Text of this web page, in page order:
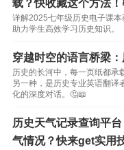
载？快收藏这个方法
详解2025七年级历史电子课本
助力学生高效学习历史知识。
穿越时空的语言桥梁
历史的长河中，每一页纸都承
另一种，是历史专业英语翻译
化的深度对话。🤔📖
历史天气记录查询平
气情况？快来get实用